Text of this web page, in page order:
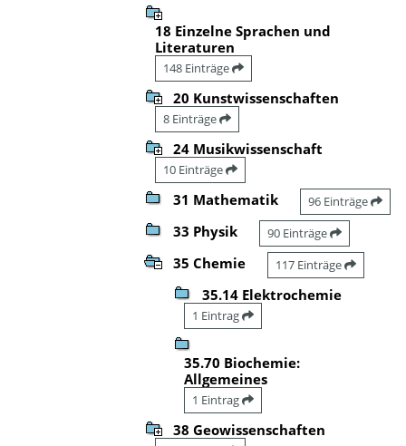
18 Einzelne Sprachen und
Literaturen
148 Einträge
20 Kunstwissenschaften
8 Einträge
24 Musikwissenschaft
10 Einträge
31 Mathematik 96 Einträge
33 Physik 90 Einträge
35 Chemie 117 Einträge
35.14 Elektrochemie
1 Eintrag
35.70 Biochemie:
Allgemeines
1 Eintrag
38 Geowissenschaften